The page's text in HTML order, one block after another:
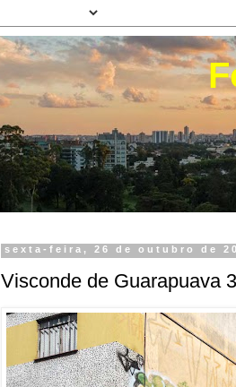
sexta-feira, 26 de outubro de
Visconde de Guarapuava